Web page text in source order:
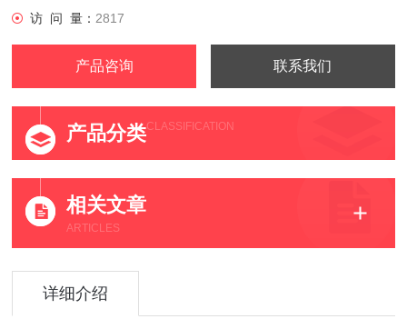
访 问 量： 2817
产品咨询 联系我们
产品分类CLASSIFICATION
相关文章
ARTICLES
详细介绍